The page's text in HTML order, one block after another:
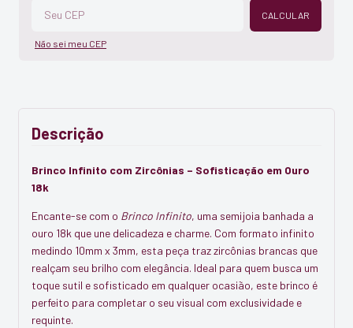
CALCULAR
Não sei meu CEP
Descrição
Brinco Infinito com Zircônias – Sofisticação em Ouro
18k
Encante-se com o Brinco Infinito, uma semijoia banhada a
ouro 18k que une delicadeza e charme. Com formato infinito
medindo 10mm x 3mm, esta peça traz zircônias brancas que
realçam seu brilho com elegância. Ideal para quem busca um
toque sutil e sofisticado em qualquer ocasião, este brinco é
perfeito para completar o seu visual com exclusividade e
requinte.